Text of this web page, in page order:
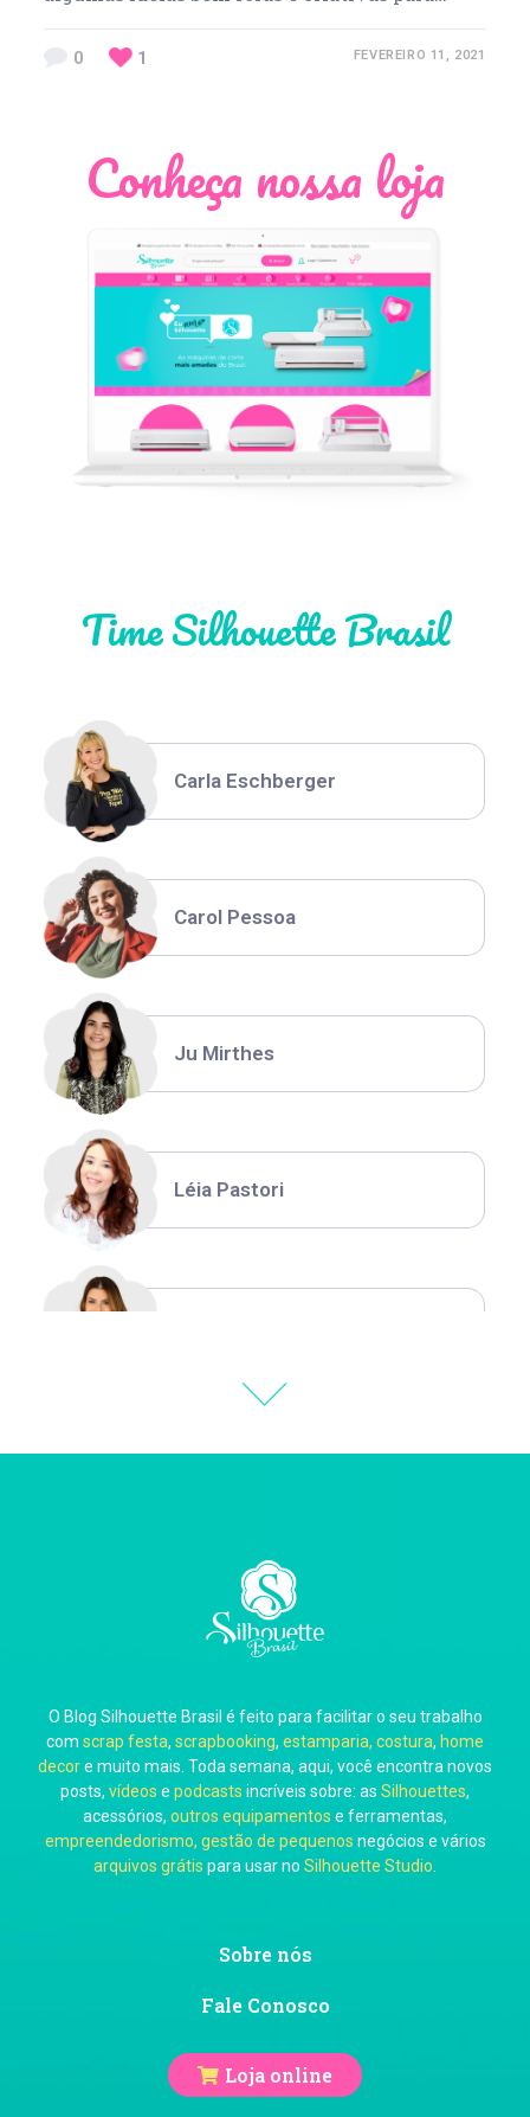
0 1 FEVEREIRO 11, 2021
Conheça nossa loja
Time Silhouette Brasil
Léia Pastori
Thiara Ney
Carla Eschberger
Carol Pessoa
Ju Mirthes
Léia Pastori
Carla Eschberger
Carol Pessoa
Ju Mirthes
O Blog Silhouette Brasil é feito para facilitar o seu trabalho
com scrap festa, scrapbooking, estamparia, costura, home
decore muito mais. Toda semana, aqui, você encontra novos
posts, vídeos e podcasts incríveis sobre: as Silhouettes,
acessórios, outros equipamentos e ferramentas,
empreendedorismo, gestão de pequenos negócios e vários
arquivos grátis para usar no Silhouette Studio
Sobre nós
Fale Conosco
Loja online